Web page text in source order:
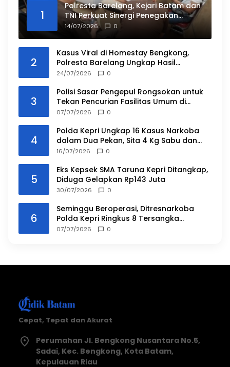
1
Polresta Barelang, Kejari Batam dan
TNI Perkuat Sinergi Penegakan
Hukum
14/07/2026 0
2
Kasus Viral di Homestay Bengkong,
Polresta Barelang Ungkap Hasil
Penyidikan dan Duduk Perkara
24/07/2026 0
3
Polisi Sasar Pengepul Rongsokan untuk
Tekan Pencurian Fasilitas Umum di
Batam
07/07/2026 0
4
Polda Kepri Ungkap 16 Kasus Narkoba
dalam Dua Pekan, Sita 4 Kg Sabu dan
Ribuan Vape Etomidate
16/07/2026 0
5
Eks Kepsek SMA Taruna Kepri Ditangkap,
Diduga Gelapkan Rp143 Juta
30/07/2026 0
6
Seminggu Beroperasi, Ditresnarkoba
Polda Kepri Ringkus 8 Tersangka
Narkoba
07/07/2026 0
Cepat, Tepat dan Akurat
Perumahan Jl. Bengkong Nusantara No.5,
Sadai, Kec. Bengkong, Kota Batam,
Kepulauan Riau